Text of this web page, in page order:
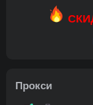
Прокси